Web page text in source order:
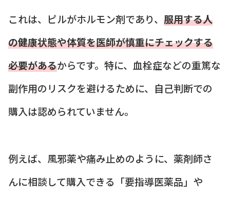
これは、ピルがホルモン剤であり、 服用する人
の健康状態や体質を医師が慎重にチェックする
必要があるからです。特に、血栓症などの重篤な
副作用のリスクを避けるために、自己判断での
購入は認められていません。
例えば、風邪薬や痛み止めのように、薬剤師さ
んに相談して購入できる「要指導医薬品」や